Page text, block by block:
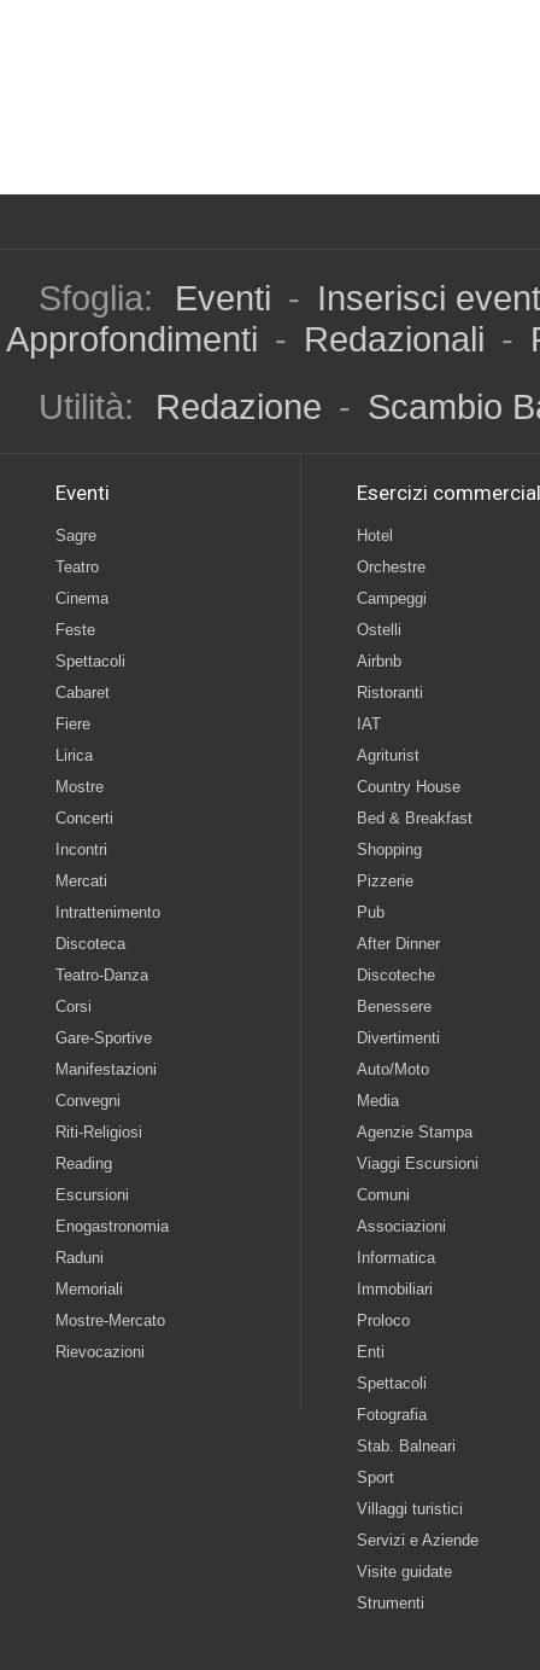
Sfoglia: Eventi - Inserisci
Approfondimenti - Redazionali -
Utilità:
Redazione - Scambio
Eventi
Sagre
Teatro
Cinema
Feste
Spettacoli
Cabaret
Fiere
Lirica
Mostre
Concerti
Incontri
Mercati
Intrattenimento
Discoteca
Teatro-Danza
Corsi
Gare-Sportive
Manifestazioni
Convegni
Riti-Religiosi
Reading
Escursioni
Enogastronomia
Raduni
Memoriali
Mostre-Mercato
Rievocazioni
Esercizi
Hotel
Orchestre
Campeggi
Ostelli
Airbnb
Ristoranti
IAT
Agriturist
Country House
Bed & Breakfast
Shopping
Pizzerie
Pub
After Dinner
Discoteche
Benessere
Divertimenti
Auto/Moto
Media
Agenzie Stampa
Viaggi Escursioni
Comuni
Associazioni
Informatica
Immobiliari
Proloco
Enti
Spettacoli
Fotografia
Stab. Balneari
Sport
Villaggi turistici
Servizi e Aziende
Visite guidate
Strumenti